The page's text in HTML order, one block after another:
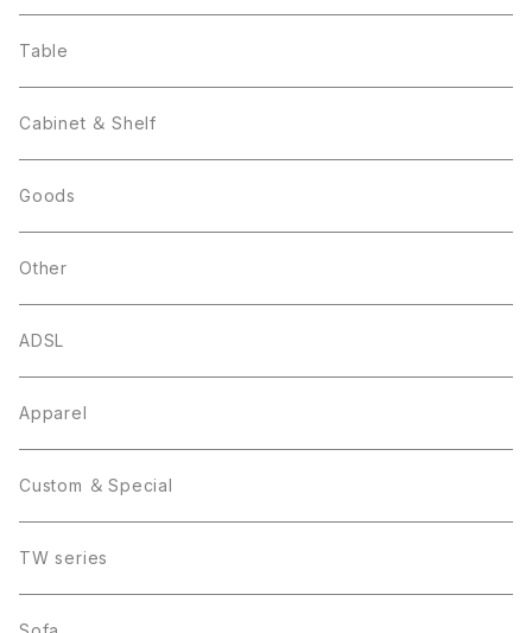
Table
Cabinet ＆ Shelf
Goods
Other
ADSL
Apparel
Custom ＆ Special
TW series